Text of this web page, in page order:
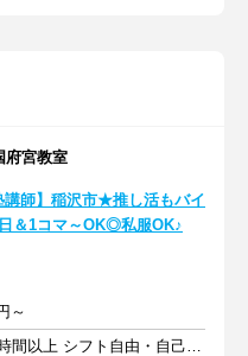
宮教室
講師】稲沢市★推し活もバイ
＆1コマ～OK◎私服OK♪
～
週1日以上 1日1.5時間以上 シフト自由・自己申告